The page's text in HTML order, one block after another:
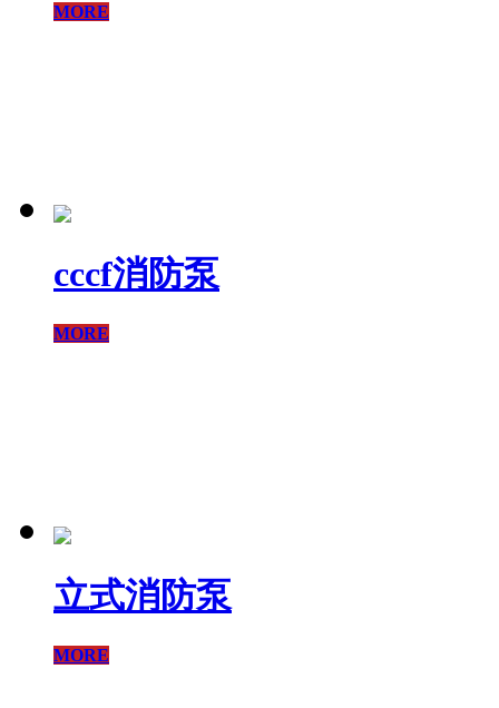
MORE
cccf消防泵
MORE
立式消防泵
MORE